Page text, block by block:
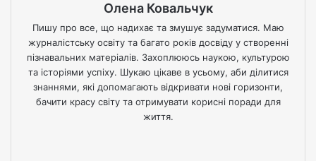
Олена Ковальчук
Пишу про все, що надихає та змушує задуматися. Маю
журналістську освіту та багато років досвіду у створенні
пізнавальних матеріалів. Захоплююсь наукою, культурою
та історіями успіху. Шукаю цікаве в усьому, аби ділитися
знаннями, які допомагають відкривати нові горизонти,
бачити красу світу та отримувати корисні поради для
життя.